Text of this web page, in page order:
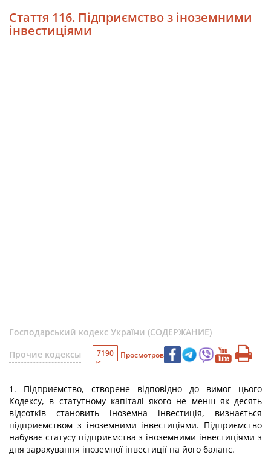
Стаття 116. Підприємство з іноземними
інвестиціями
Господарський кодекс України (СОДЕРЖАНИЕ)
Прочие кодексы
7190 Просмотров
1. Підприємство, створене відповідно до вимог цього
Кодексу, в статутному капіталі якого не менш як десять
відсотків становить іноземна інвестиція, визнається
підприємством з іноземними інвестиціями. Підприємство
набуває статусу підприємства з іноземними інвестиціями з
дня зарахування іноземної інвестиції на його баланс.